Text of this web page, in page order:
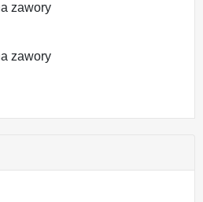
zawory
zawory